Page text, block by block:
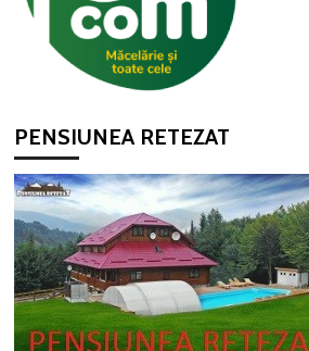
PENSIUNEA RETEZAT